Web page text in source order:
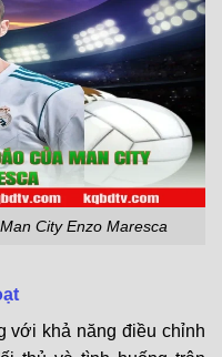
City Enzo Maresca
với khả năng điều chỉnh